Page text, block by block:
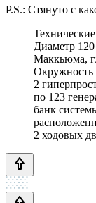
P.S.: Стянуто с
Диаметр
Маккьюма,
Окружность
2
по 123
банк
2 ходовых